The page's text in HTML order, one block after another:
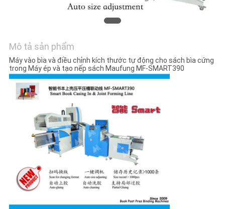
CÁC
VỤ
ÁN
TRANG
WEB
Mô tả sản phẩm
Máy vào bìa và điều chỉnh kích thước tự động cho sách bìa cứng
trong Máy ép và tạo nếp sách Maufung MF-SMART390